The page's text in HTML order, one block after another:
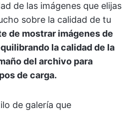
de las imágenes que elijas
sobre la calidad de tu
de mostrar imágenes de
la calidad de la
del archivo para
de carga.
de galería que